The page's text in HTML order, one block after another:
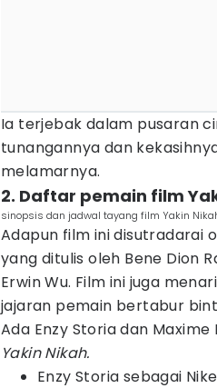
Ia terjebak dalam pusaran
tunangannya dan
melamarnya.
2. Daftar pemain film
sinopsis dan jadwal tayang film Yakin
Adapun film ini disutradarai
yang ditulis oleh Bene Dion
Erwin Wu. Film ini juga
jajaran pemain bertabur
Ada Enzy Storia dan
Yakin Nikah.
Enzy Storia sebagai